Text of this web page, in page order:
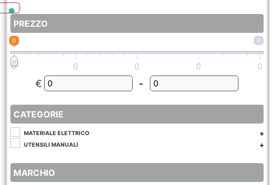
PREZZO
0
0
0 0 0 0 0
€ Minimum Price
-
Maximum Price
CATEGORIE
MATERIALE ELETTRICO
UTENSILI MANUALI
MARCHIO